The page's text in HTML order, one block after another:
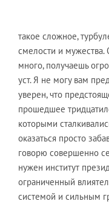
такое сложное,
смелости и мужества.
много, получаешь
уст. Я не могу вам
уверен, что
прошедшее
которыми
оказаться просто
говорю совершенно
нужен институт
ограниченный
системой и сильным